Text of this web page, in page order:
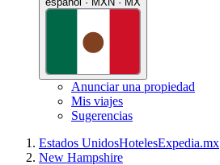
Anunciar una propiedad
Mis viajes
Sugerencias
Estados UnidosHotelesExpedia.mx
New Hampshire